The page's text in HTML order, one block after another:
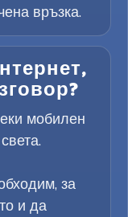
връзка.
мобилен
за
и да